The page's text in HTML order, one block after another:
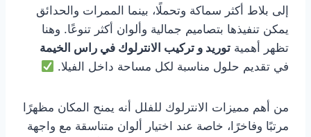
إلى بلاط أكثر سماكة وتحملًا، بينما الممرات والحدائق
يمكن تنفيذها بتصاميم جمالية وألوان أكثر تنوعًا. وهنا
تظهر أهمية توريد و تركيب الانترلوك في راس الخيمة
في تقديم حلول مناسبة لكل مساحة داخل الفيلا.
من أهم مميزات الانترلوك للفلل أنه يمنح المكان مظهرًا
مرتبًا وفاخرًا، خاصة عند اختيار ألوان متناسقة مع واجهة